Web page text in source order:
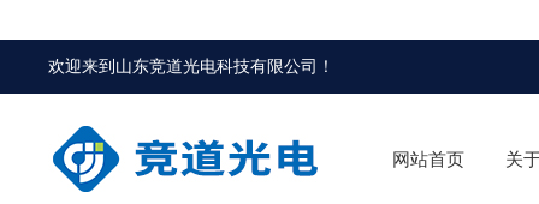
欢迎来到 山东竞道光电科技有限公司 ！
网站首页 关